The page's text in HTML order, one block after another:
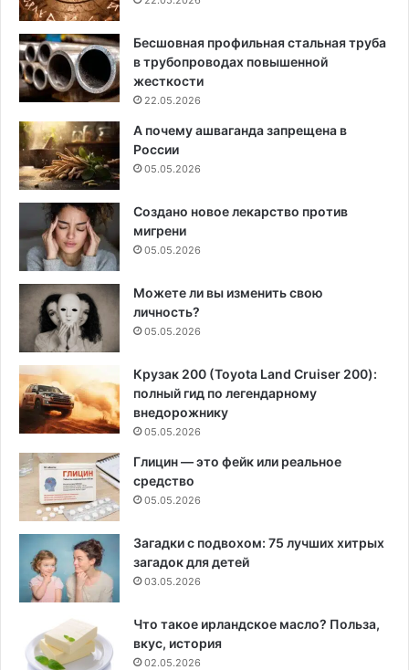
Бесшовная профильная стальная труба
в трубопроводах повышенной
жесткости
22.05.2026
А почему ашваганда запрещена в
России
05.05.2026
Создано новое лекарство против
мигрени
05.05.2026
Можете ли вы изменить свою
личность?
05.05.2026
Крузак 200 (Toyota Land Cruiser 200):
полный гид по легендарному
внедорожнику
05.05.2026
Глицин — это фейк или реальное
средство
05.05.2026
Загадки с подвохом: 75 лучших хитрых
загадок для детей
03.05.2026
Что такое ирландское масло? Польза,
вкус, история
02.05.2026